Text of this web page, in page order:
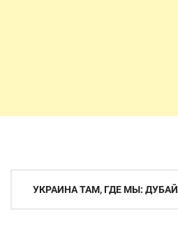
Навигация
УКРАИНА ТАМ, ГДЕ МЫ: ДУБАЙ